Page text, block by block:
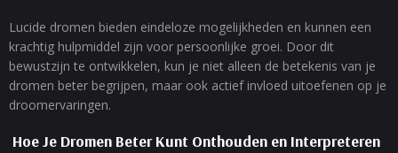
Lucide dromen bieden eindeloze mogelijkheden en kunnen een
krachtig hulpmiddel zijn voor persoonlijke groei. Door dit
bewustzijn te ontwikkelen, kun je niet alleen de betekenis van je
dromen beter begrijpen, maar ook actief invloed uitoefenen op je
droomervaringen.
Hoe Je Dromen Beter Kunt Onthouden en Interpreteren